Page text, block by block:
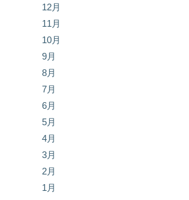
12月
11月
10月
9月
8月
7月
6月
5月
4月
3月
2月
1月